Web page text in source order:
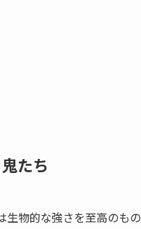
たち
物的な強さを至高のも